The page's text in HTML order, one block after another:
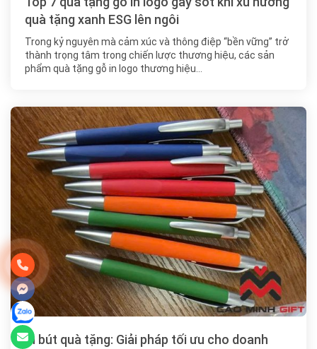
quà tặng xanh ESG lên ngôi
Trong kỷ nguyên mà cảm xúc và thông điệp “bền vững” trở
thành trọng tâm trong chiến lược thương hiệu, các sản
phẩm quà tặng gỗ in logo thương hiệu…
In bút quà tặng: Giải pháp tối ưu cho doanh